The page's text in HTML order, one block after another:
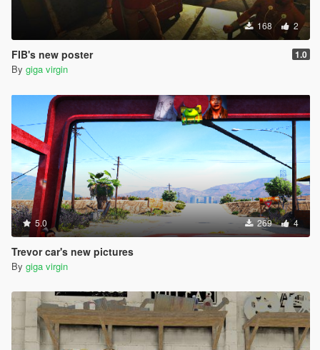
168 2
FIB's new poster 1.0
By giga virgin
5.0 269 4
Trevor car's new pictures
By giga virgin